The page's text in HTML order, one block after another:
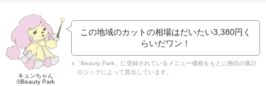
キュンちゃん
©Beauty Park
この地域のカットの相場はだいたい3,380円 く
らいだワン！
※「Beauty Park」に登録されているメニュー価格をもとに独自の集計
ロジックによって算出しています。